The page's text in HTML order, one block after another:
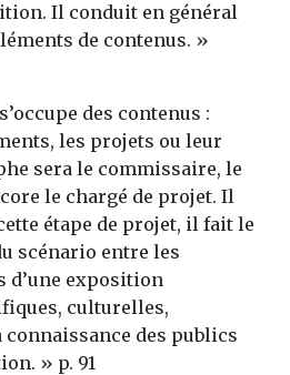
Il conduit en général
de contenus. »
des contenus :
les projets ou leur
sera le commissaire, le
le chargé de projet. Il
étape de projet, il fait le
scénario entre les
d’une exposition
culturelles,
des publics
» p. 91